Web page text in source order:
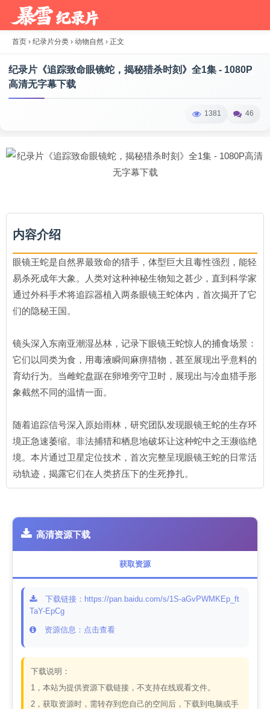
首页 › 纪录片分类 › 动物自然 › 正文
纪录片《追踪致命眼镜蛇，揭秘猎杀时刻》全1集 - 1080P
高清无字幕下载
1381 46
内容介绍
眼镜王蛇是自然界最致命的猎手，体型巨大且毒性强烈，能轻
易杀死成年大象。人类对这种神秘生物知之甚少，直到科学家
通过外科手术将追踪器植入两条眼镜王蛇体内，首次揭开了它
们的隐秘王国。
镜头深入东南亚潮湿丛林，记录下眼镜王蛇惊人的捕食场景：
它们以同类为食，用毒液瞬间麻痹猎物，甚至展现出乎意料的
育幼行为。当雌蛇盘踞在卵堆旁守卫时，展现出与冷血猎手形
象截然不同的温情一面。
随着追踪信号深入原始雨林，研究团队发现眼镜王蛇的生存环
境正急速萎缩。非法捕猎和栖息地破坏让这种蛇中之王濒临绝
境。本片通过卫星定位技术，首次完整呈现眼镜王蛇的日常活
动轨迹，揭露它们在人类挤压下的生死挣扎。
高清资源下载
获取资源
下载链接：https://pan.baidu.com/s/1S-aGvPWMKEp_ft
TaY-EpCg
资源信息：点击查看
下载说明：
1，本站为提供资源下载链接，不支持在线观看文件。
2，获取资源时，需转存到您自己的空间后，下载到电脑或手